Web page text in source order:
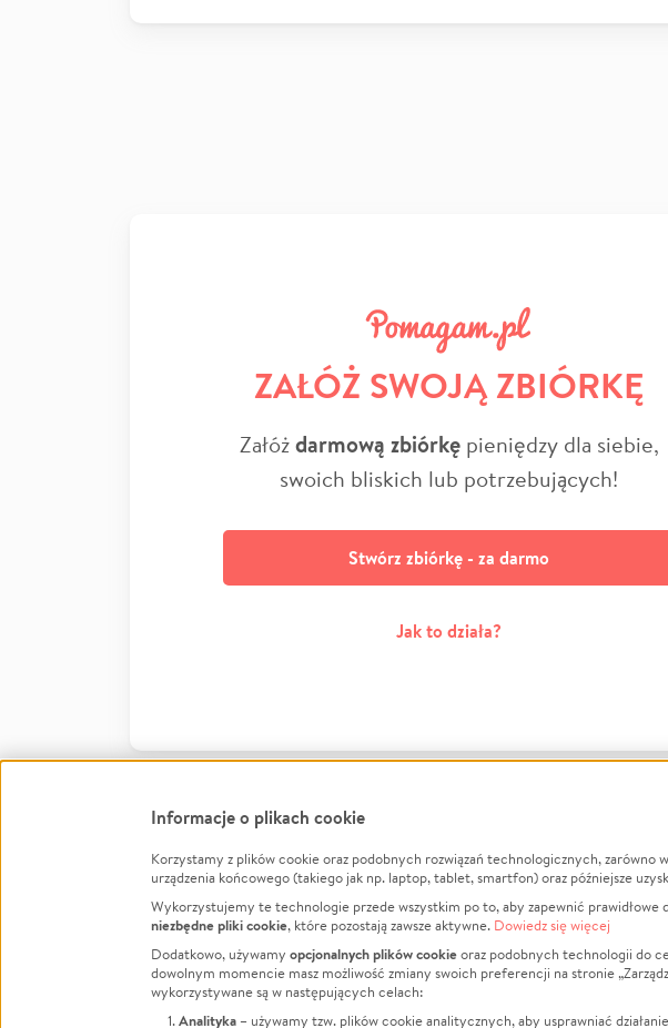
ZAŁÓŻ SWOJĄ ZBIÓRKĘ
Załóżdarmową zbiórkępieniędzy dla siebie,
swoich bliskich lub potrzebujących!
Stwórz zbiórkę - za darmo
Jak to działa?
FacebookTwitter Instagram
LinkedInTikTok Youtube
Informacje
Jak to działa?
Regulamin
Polityka Prywatności
Informacje o plikach cookie
Korzystamy z plików cookie oraz podobnych rozwiązań technologicznych,
urządzenia końcowego (takiego jak np. laptop, tablet, smartfon) oraz późniejsze
Wykorzystujemy te technologie przede wszystkim po to, aby zapewnić prawidłowe
niezbędne pliki cookie, które pozostają zawsze aktywne. Dowiedz się więcej
Dodatkowo, używamy opcjonalnych plików cookieoraz podobnych technologii do
dowolnym momencie masz możliwość zmiany swoich preferencji na stronie
wykorzystywane są w następujących celach:
Analityka – używamy tzw. plików cookie analitycznych, aby usprawniać